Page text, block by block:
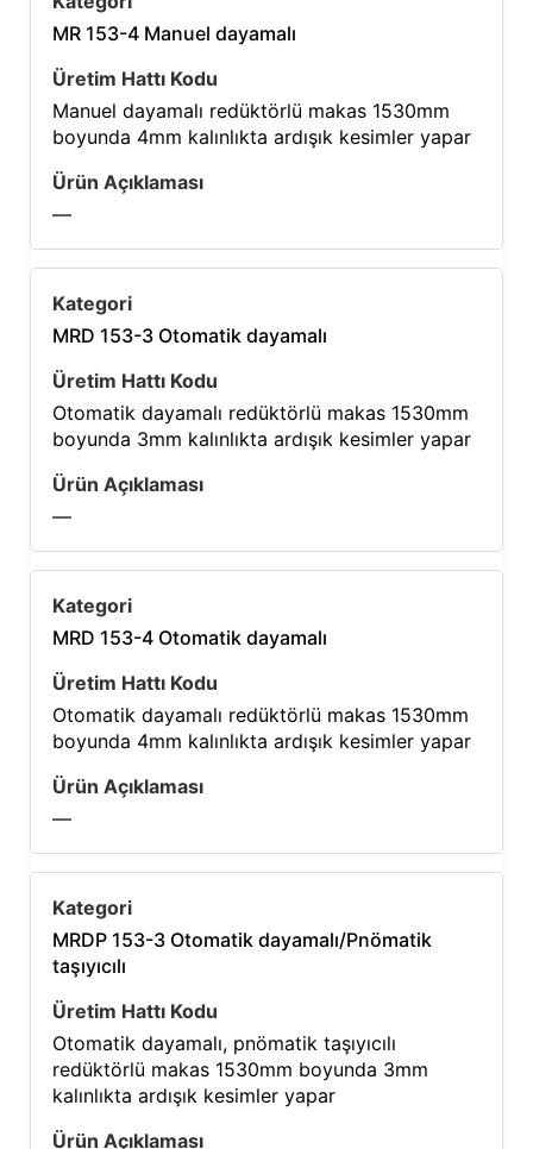
MR 153-4 Manuel dayamalı
Manuel dayamalı redüktörlü makas 1530mm
boyunda 4mm kalınlıkta ardışık kesimler yapar
—
MRD 153-3 Otomatik dayamalı
Otomatik dayamalı redüktörlü makas 1530mm
boyunda 3mm kalınlıkta ardışık kesimler yapar
—
MRD 153-4 Otomatik dayamalı
Otomatik dayamalı redüktörlü makas 1530mm
boyunda 4mm kalınlıkta ardışık kesimler yapar
—
MRDP 153-3 Otomatik dayamalı/Pnömatik
taşıyıcılı
Otomatik dayamalı, pnömatik taşıyıcılı
redüktörlü makas 1530mm boyunda 3mm
kalınlıkta ardışık kesimler yapar